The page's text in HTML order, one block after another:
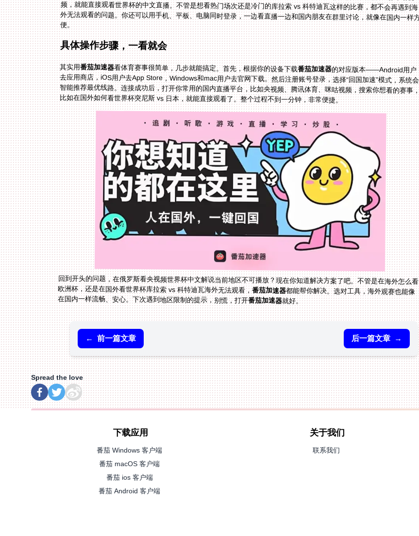
便。
具体操作步骤，一看就会
其实用番茄加速器看体育赛事很简单，几步就能搞定。首先，根据你的设备下载番茄加速器的对应版本——Android用户
去应用商店，iOS用户去App Store，Windows和mac用户去官网下载。然后注册账号登录，选择“回国加速”模式，系统会
智能推荐最优线路。连接成功后，打开你常用的国内直播平台，比如央视频、腾讯体育、咪咕视频，搜索你想看的赛事，
比如在国外如何看世界杯突尼斯 vs 日本，就能直接观看了。整个过程不到一分钟，非常便捷。
回到开头的问题，在俄罗斯看央视频世界杯中文解说当前地区不可播放？现在你知道解决方案了吧。不管是在海外怎么看
欧洲杯，还是在国外看世界杯库拉索 vs 科特迪瓦海外无法观看，番茄加速器都能帮你解决。选对工具，海外观赛也能像
在国内一样流畅、安心。下次遇到地区限制的提示，别慌，打开番茄加速器就好。
← 前一篇文章 后一篇文章 →
Spread the love
下载应用
番茄 Windows 客户端
番茄 macOS 客户端
番茄 ios 客户端
番茄 Android 客户端
关于我们
联系我们